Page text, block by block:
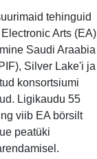
tehinguid
Arts (EA)
Saudi Araabia
Silver Lake'i ja
konsortsiumi
Ligikaudu 55
viib EA börsilt
peatüki